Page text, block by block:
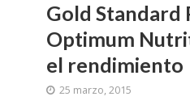
Gold Standard
Optimum
el rendimiento
25 marzo, 2015